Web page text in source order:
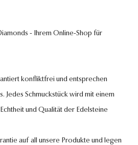
- Ihrem Online-Shop für
konfliktfrei und entsprechen
Jedes Schmuckstück wird mit einem
und Qualität der Edelsteine
auf all unsere Produkte und legen